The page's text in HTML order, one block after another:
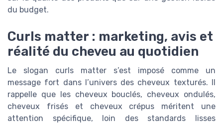
du budget.
Curls matter : marketing, avis et
réalité du cheveu au quotidien
Le slogan curls matter s’est imposé comme un
message fort dans l’univers des cheveux texturés. Il
rappelle que les cheveux bouclés, cheveux ondulés,
cheveux frisés et cheveux crépus méritent une
attention spécifique, loin des standards lisses